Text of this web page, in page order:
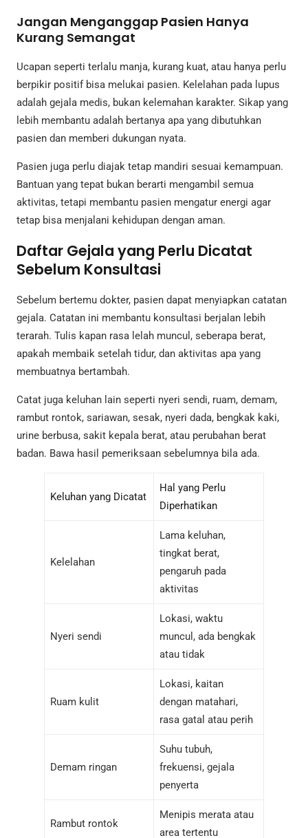
Jangan Menganggap Pasien Hanya
Kurang Semangat
Ucapan seperti terlalu manja, kurang kuat, atau hanya perlu
berpikir positif bisa melukai pasien. Kelelahan pada lupus
adalah gejala medis, bukan kelemahan karakter. Sikap yang
lebih membantu adalah bertanya apa yang dibutuhkan
pasien dan memberi dukungan nyata.
Pasien juga perlu diajak tetap mandiri sesuai kemampuan.
Bantuan yang tepat bukan berarti mengambil semua
aktivitas, tetapi membantu pasien mengatur energi agar
tetap bisa menjalani kehidupan dengan aman.
Daftar Gejala yang Perlu Dicatat
Sebelum Konsultasi
Sebelum bertemu dokter, pasien dapat menyiapkan catatan
gejala. Catatan ini membantu konsultasi berjalan lebih
terarah. Tulis kapan rasa lelah muncul, seberapa berat,
apakah membaik setelah tidur, dan aktivitas apa yang
membuatnya bertambah.
Catat juga keluhan lain seperti nyeri sendi, ruam, demam,
rambut rontok, sariawan, sesak, nyeri dada, bengkak kaki,
urine berbusa, sakit kepala berat, atau perubahan berat
badan. Bawa hasil pemeriksaan sebelumnya bila ada.
Keluhan yang Dicatat
Hal yang Perlu
Diperhatikan
Kelelahan
Lama keluhan,
tingkat berat,
pengaruh pada
aktivitas
Nyeri sendi
Lokasi, waktu
muncul, ada bengkak
atau tidak
Ruam kulit
Lokasi, kaitan
dengan matahari,
rasa gatal atau perih
Demam ringan
Suhu tubuh,
frekuensi, gejala
penyerta
Rambut rontok
Menipis merata atau
area tertentu